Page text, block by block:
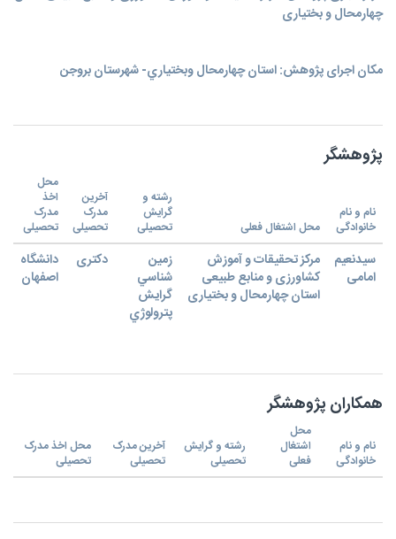
چهارمحال و بختیاری
مکان اجرای پژوهش: استان چهارمحال وبختياري- شهرستان بروجن
پژوهشگر
نام و نام
خانوادگی
محل اشتغال فعلی
رشته و
گرایش
تحصیلی
آخرین
مدرک
تحصیلی
محل
اخذ
مدرک
تحصیلی
سیدنعیم
امامی
مرکز تحقیقات و آموزش
کشاورزی و منابع طبیعی
استان چهارمحال و بختیاری
زمين
شناسي
گرايش
پترولوژي
دکتری
دانشگاه
اصفهان
همکاران پژوهشگر
نام و نام
خانوادگی
محل
اشتغال
فعلی
رشته و گرایش
تحصیلی
آخرین مدرک
تحصیلی
محل اخذ مدرک
تحصیلی